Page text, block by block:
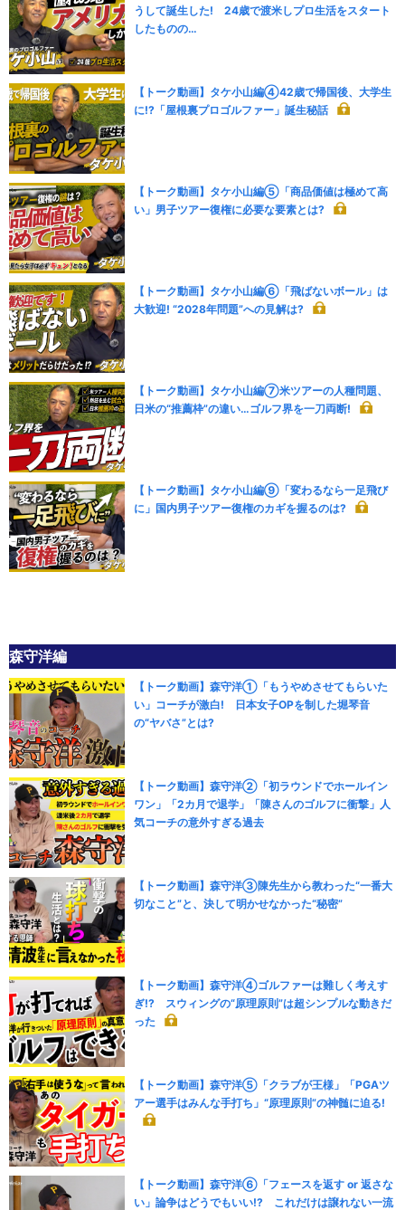
うして誕生した! 24歳で渡米しプロ生活をスタート
したものの…
【トーク動画】タケ小山編④42歳で帰国後、大学生
に!?「屋根裏プロゴルファー」誕生秘話
【トーク動画】タケ小山編⑤「商品価値は極めて高
い」男子ツアー復権に必要な要素とは?
【トーク動画】タケ小山編⑥「飛ばないボール」は
大歓迎! “2028年問題”への見解は?
【トーク動画】タケ小山編⑦米ツアーの人種問題、
日米の“推薦枠”の違い…ゴルフ界を一刀両断!
【トーク動画】タケ小山編⑨「変わるなら一足飛び
に」国内男子ツアー復権のカギを握るのは?
森守洋編
【トーク動画】森守洋①「もうやめさせてもらいた
い」コーチが激白! 日本女子OPを制した堀琴音
の“ヤバさ”とは?
【トーク動画】森守洋②「初ラウンドでホールイン
ワン」「2カ月で退学」「陳さんのゴルフに衝撃」人
気コーチの意外すぎる過去
【トーク動画】森守洋③陳先生から教わった“一番大
切なこと”と、決して明かせなかった“秘密”
【トーク動画】森守洋④ゴルファーは難しく考えす
ぎ!? スウィングの“原理原則”は超シンプルな動きだ
った
【トーク動画】森守洋⑤「クラブが王様」「PGAツ
アー選手はみんな手打ち」“原理原則”の神髄に迫る!
【トーク動画】森守洋⑥「フェースを返す or 返さな
い」論争はどうでもいい!? これだけは譲れない一流